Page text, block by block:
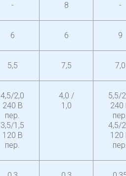
- 8 -
6 6 9
5,5 7,5 7,0
4,5/2,0
240 В
пер.
3,5/1,5
120 В
пер.
4,0 /
1,0
5,5/
240
4,5/
120